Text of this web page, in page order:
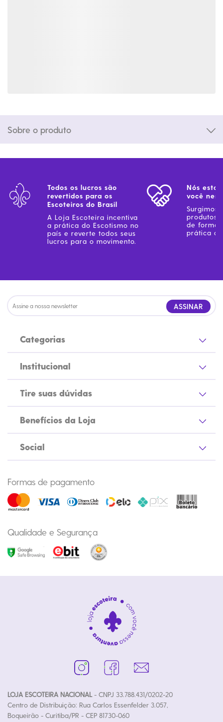
Sobre o produto
Todos os lucros são
revertidos para os
Escoteiros do Brasil
A Loja Escoteira incentiva
a prática do Escotismo no
país e reverte todos seus
lucros para o movimento.
Nós
você
Surgimos
produtos
de forma
prática
ASSINAR
Categorias
Institucional
Tire suas dúvidas
Benefícios da Loja
Social
Formas de pagamento
Qualidade e Segurança
LOJA ESCOTEIRA NACIONAL- CNPJ 33.788.431/0202-20
Centro de Distribuição: Rua Carlos Essenfelder 3.057,
Boqueirão - Curitiba/PR - CEP 81730-060